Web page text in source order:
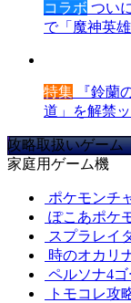
コラボ つい
で「魔神英
特集 『鈴蘭
道」を解禁
攻略取扱いゲーム
家庭用ゲーム機
ポケモンチ
ぽこあポケ
スプラレイ
時のオカリ
ペルソナ4
トモコレ攻